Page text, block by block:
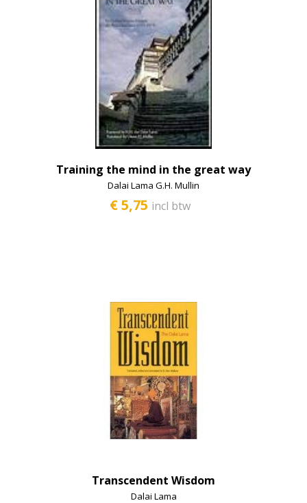
Training the mind in the great way
Dalai Lama G.H. Mullin
€ 5,75 incl btw
Transcendent Wisdom
Dalai Lama